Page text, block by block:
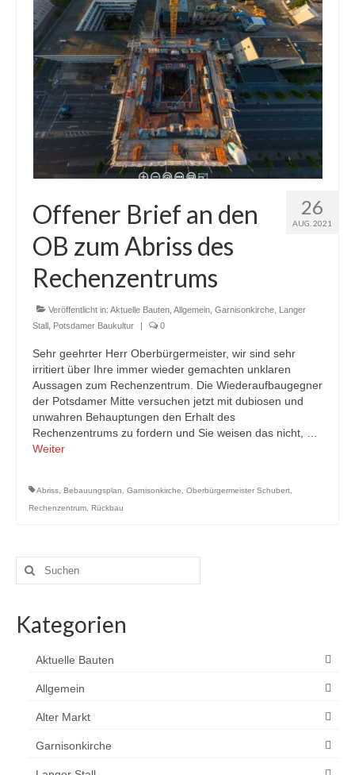
Blog
Kontakt
26
AUG. 2021
Offener Brief an den
OB zum Abriss des
Rechenzentrums
Veröffentlicht in: Aktuelle Bauten Allgemein Garnisonkirche Langer
Stall Potsdamer Baukultur | 0
Sehr geehrter Herr Oberbürgermeister, wir sind sehr
irritiert über Ihre immer wieder gemachten unklaren
Aussagen zum Rechenzentrum. Die Wiederaufbaugegner
der Potsdamer Mitte versuchen jetzt mit dubiosen und
unwahren Behauptungen den Erhalt des
Rechenzentrums zu fordern und Sie weisen das nicht, …
Weiter
Abriss Bebauungsplan Garnisonkirche Oberbürgermeister Schubert
Rechenzentrum Rückbau
Suchen
nach:
Kategorien
Aktuelle Bauten
Allgemein
Alter Markt
Garnisonkirche